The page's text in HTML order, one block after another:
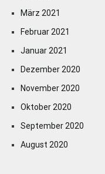
März 2021
Februar 2021
Januar 2021
Dezember 2020
November 2020
Oktober 2020
September 2020
August 2020